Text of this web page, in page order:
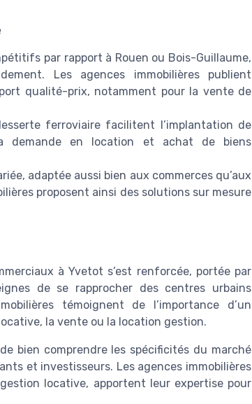
par rapport à Rouen ou Bois-Guillaume,
Les agences immobilières publient
qualité-prix, notamment pour la vente de
ferroviaire facilitent l’implantation de
demande en location et achat de biens
adaptée aussi bien aux commerces qu’aux
proposent ainsi des solutions sur mesure
à Yvetot s’est renforcée, portée par
de se rapprocher des centres urbains
témoignent de l’importance d’un
la vente ou la location gestion.
bien comprendre les spécificités du marché
et investisseurs. Les agences immobilières
locative, apportent leur expertise pour